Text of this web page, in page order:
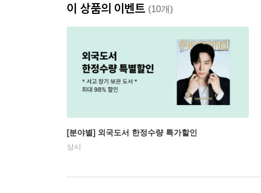
이 상품의 이벤트 (10개)
[분야별] 외국도서 한정수량 특가할인
상시